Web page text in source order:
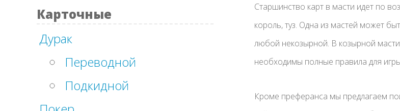
Карточные
Дурак
Переводной
Подкидной
Старшинство карт в масти идет по
король, туз. Одна из мастей может
любой некозырной. В козырной
необходимы полные правила для
Кроме преферанса мы предлагаем